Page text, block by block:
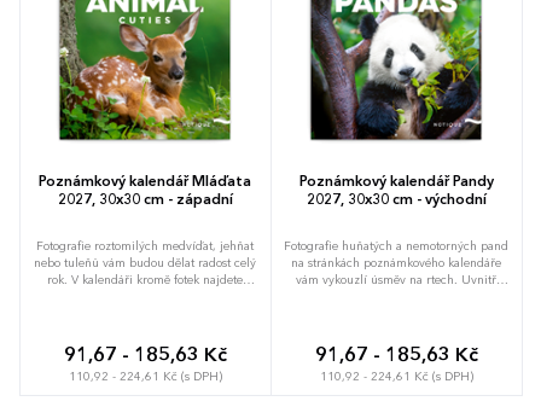
Poznámkový kalendář Mláďata
2027, 30x30 cm - západní
Fotografie roztomilých medvíďat, jehňat
nebo tuleňů vám budou dělat radost celý
rok. V kalendáři kromě fotek najdete
poznámky na každý den.
91,67 - 185,63 Kč
110,92 - 224,61 Kč (s DPH)
Poznámkový kalendář Pandy
2027, 30x30 cm - východní
Fotografie huňatých a nemotorných pand
na stránkách poznámkového kalendáře
vám vykouzlí úsměv na rtech. Uvnitř
poznámky na každý den.
91,67 - 185,63 Kč
110,92 - 224,61 Kč (s DPH)